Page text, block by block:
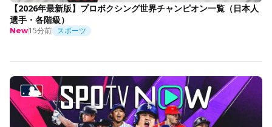
【2026年最新版】プロボクシング世界チャンピオン一覧（日本人
選手・各階級）
New15分前 スポーツ